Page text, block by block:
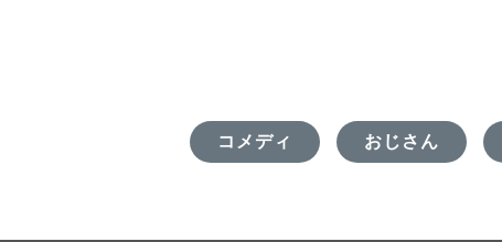
コメディ おじさん